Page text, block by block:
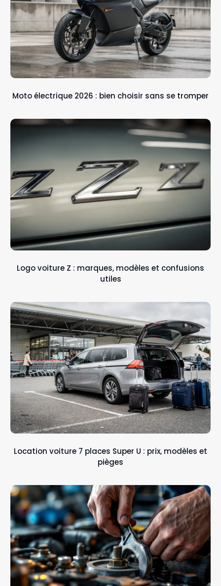
Moto électrique 2026 : bien choisir sans se tromper
Logo voiture Z : marques, modèles et confusions
utiles
Location voiture 7 places Super U : prix, modèles et
pièges